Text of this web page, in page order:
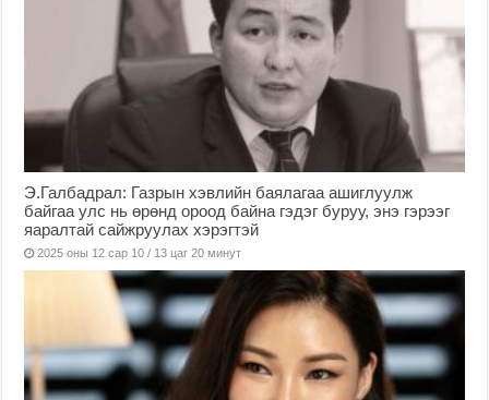
Э.Галбадрал: Газрын хэвлийн баялагаа ашиглуулж
байгаа улс нь өрөнд ороод байна гэдэг буруу, энэ гэрээг
яаралтай сайжруулах хэрэгтэй
2025 оны 12 сар 10 / 13 цаг 20 минут